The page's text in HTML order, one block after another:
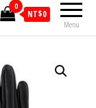
Menu
0
NT$0